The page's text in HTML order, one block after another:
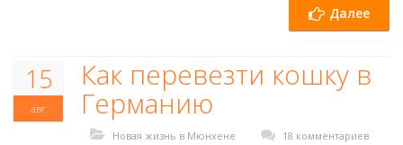
Далее
15
авг
Как перевезти кошку в
Германию
Новая жизнь в Мюнхене 18 комментариев